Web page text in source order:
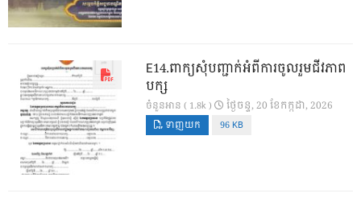
E14.ពាក្យសុំបញ្ជាក់អំពីការចូលរួមជីវភាព
បក្ស
ចំនួនអាន ( 1.8k ) ថ្ងៃ​ចន្ទ, 20 ខែ​កក្កដា, 2026
ទាញយក 96 KB